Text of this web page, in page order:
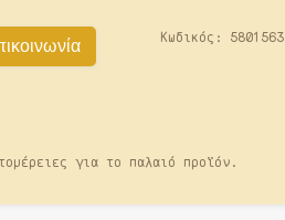
Κωδικός: 5801563
για το παλαιό προϊόν.